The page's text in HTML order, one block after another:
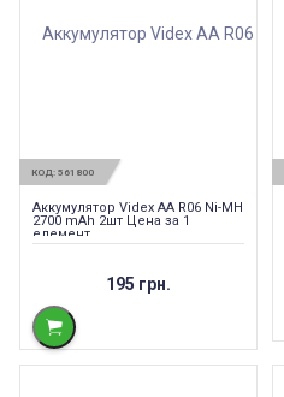
КОД: 561800
Аккумулятор Videx AA R06 Ni-MH
2700 mAh 2шт Цена за 1
елемент
195 грн.